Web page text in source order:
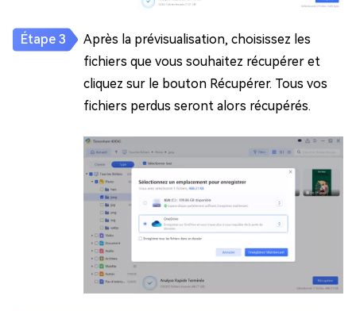
Après la prévisualisation, choisissez les
fichiers que vous souhaitez récupérer et
cliquez sur le bouton Récupérer. Tous vos
fichiers perdus seront alors récupérés.